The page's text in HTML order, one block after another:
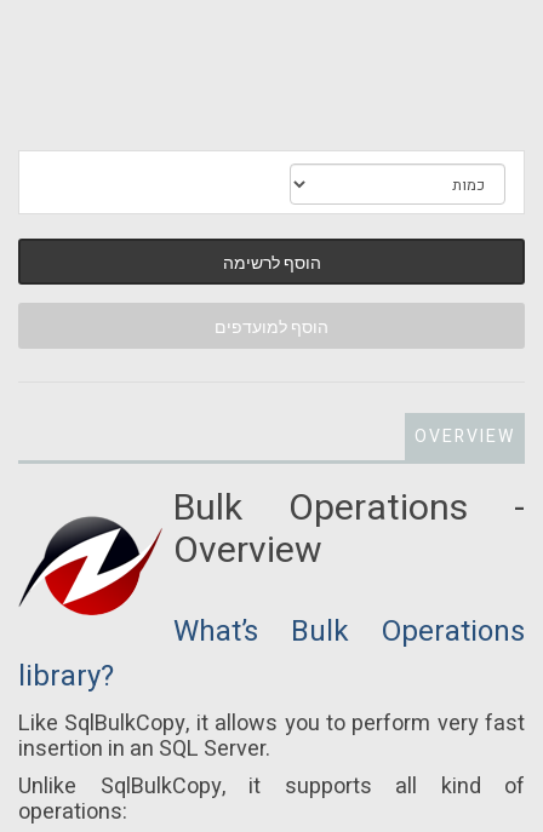
הוסף לרשימה
הוסף למועדפים
OVERVIEW
Bulk Operations -
Overview
What’s Bulk Operations
library?
Like SqlBulkCopy, it allows you to perform very fast
insertion in an SQL Server.
Unlike SqlBulkCopy, it supports all kind of
operations: